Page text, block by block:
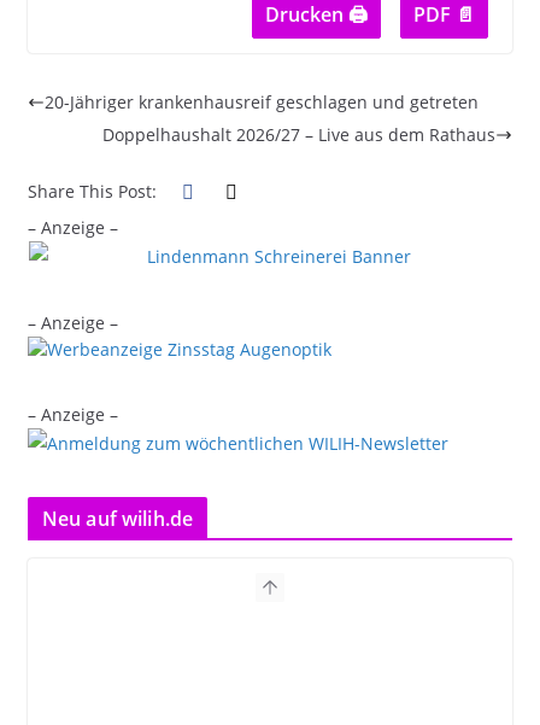
Drucken 🖨 PDF 📄
20-Jähriger krankenhausreif geschlagen und getreten
Doppelhaushalt 2026/27 – Live aus dem Rathaus
Share This Post:
– Anzeige –
– Anzeige –
– Anzeige –
Neu auf wilih.de